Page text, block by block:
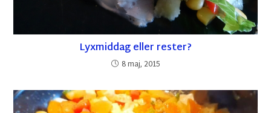
Lyxmiddag eller rester?
8 maj, 2015